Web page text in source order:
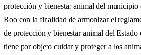
protección y bienestar animal del municipio
Roo con la finalidad de armonizar el
de protección y bienestar animal del Estado
tiene por objeto cuidar y proteger a los